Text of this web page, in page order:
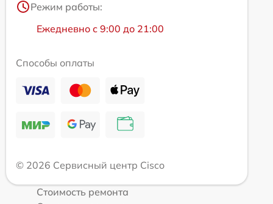
Режим работы:
Ежедневно с 9:00 до 21:00
Способы оплаты
© 2026 Сервисный центр Cisco
Стоимость ремонта